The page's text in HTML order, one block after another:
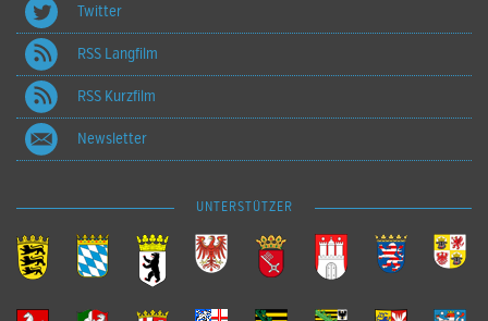
Twitter
RSS Langfilm
RSS Kurzfilm
Newsletter
UNTERSTÜTZER